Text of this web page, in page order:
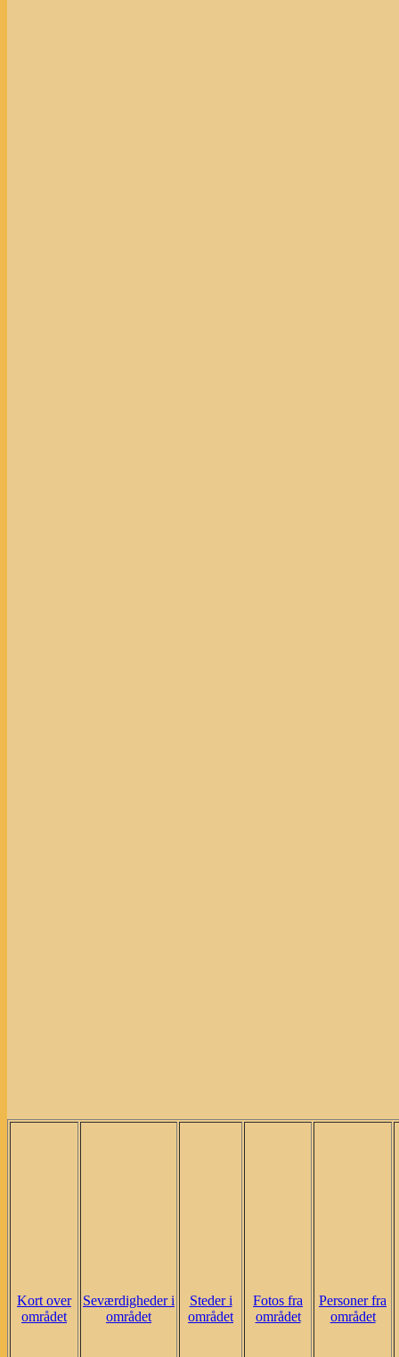
Kort over
området
Seværdigheder i
området
Steder i
området
Fotos fra
området
Personer fra
området